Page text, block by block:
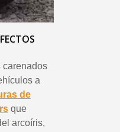
carenados
a
de
que
arcoíris,